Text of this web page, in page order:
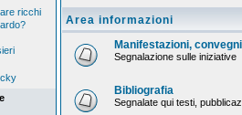
ricchi
Area informazioni
Manifestazioni,
Segnalazione sulle iniziative
Bibliografia
Segnalate qui testi,